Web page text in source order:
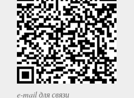
e-mail для связи